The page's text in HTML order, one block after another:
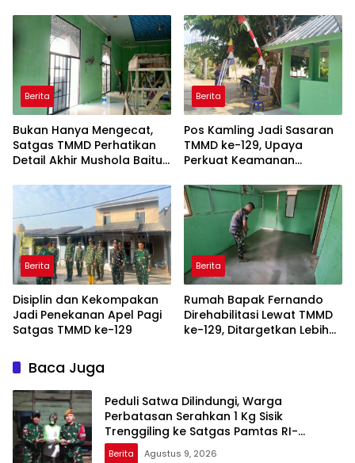
Pamtas RI-Malaysia
Yonarmed 19/Bogani
Berita
Bukan Hanya Mengecat,
Satgas TMMD Perhatikan
Detail Akhir Mushola Baitul
Berita
Pos Kamling Jadi Sasaran
TMMD ke-129, Upaya
Perkuat Keamanan
Berita
Disiplin dan Kekompakan
Jadi Penekanan Apel Pagi
Satgas TMMD ke-129
Berita
Rumah Bapak Fernando
Direhabilitasi Lewat TMMD
ke-129, Ditargetkan Lebih
Baca Juga
Peduli Satwa Dilindungi, Warga
Perbatasan Serahkan 1 Kg Sisik
Trenggiling ke Satgas Pamtas RI-
Malaysia Yonarmed 19/Bogani
Berita Agustus 9, 2026